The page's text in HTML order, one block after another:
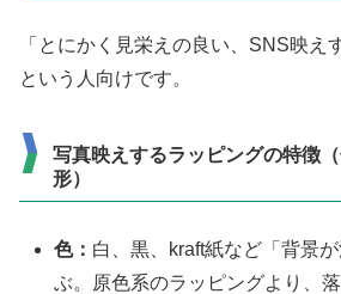
「とにかく見栄えの良い、SNS映え
という人向けです。
写真映えするラッピングの特徴
形）
色： 白、黒、kraft紙など「背景
ぶ。原色系のラッピングより、